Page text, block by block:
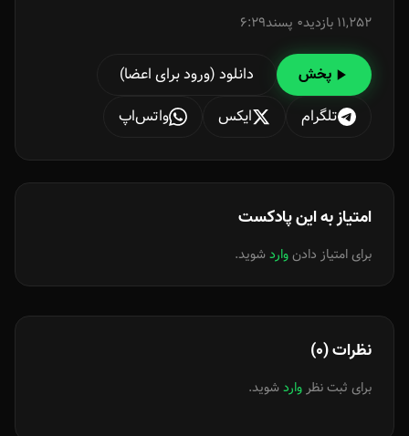
11,252 بازدید
0 پسند 6:29
پخش
دانلود (ورود برای اعضا)
تلگرام
ایکس واتس‌اپ
امتیاز به این پادکست
برای امتیاز دادنواردشوید.
نظرات (0)
برای ثبت نظر واردشوید.